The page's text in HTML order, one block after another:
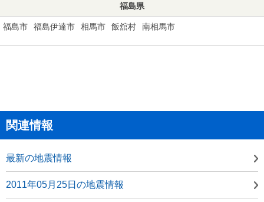
福島県
福島市 福島伊達市 相馬市 飯舘村 南相馬市
関連情報
最新の地震情報
2011年05月25日の地震情報